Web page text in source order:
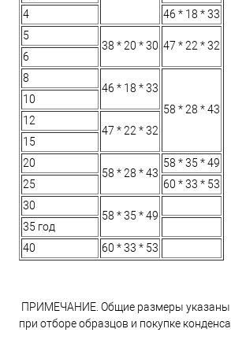
4
46 * 18 * 33
5
38 * 20 * 30 47 * 22 * ​​32
6
8
46 * 18 * 33
58 * 28 * 43
10
12
47 * 22 * ​​32
15
20
58 * 28 * 43
58 * 35 * 49
25
60 * 33 * 53
30
58 * 35 * 49
35 год
40
60 * 33 * 53
ПРИМЕЧАНИЕ. Общие размеры указаны
при отборе образцов и покупке